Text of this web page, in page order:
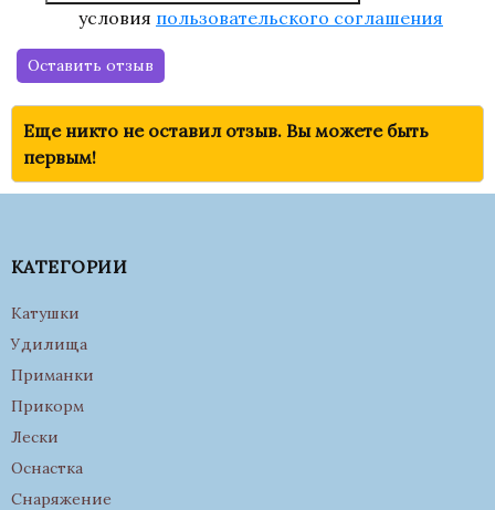
условия пользовательского соглашения
Оставить отзыв
Еще никто не оставил отзыв. Вы можете быть
первым!
КАТЕГОРИИ
Катушки
Удилища
Приманки
Прикорм
Лески
Оснастка
Снаряжение